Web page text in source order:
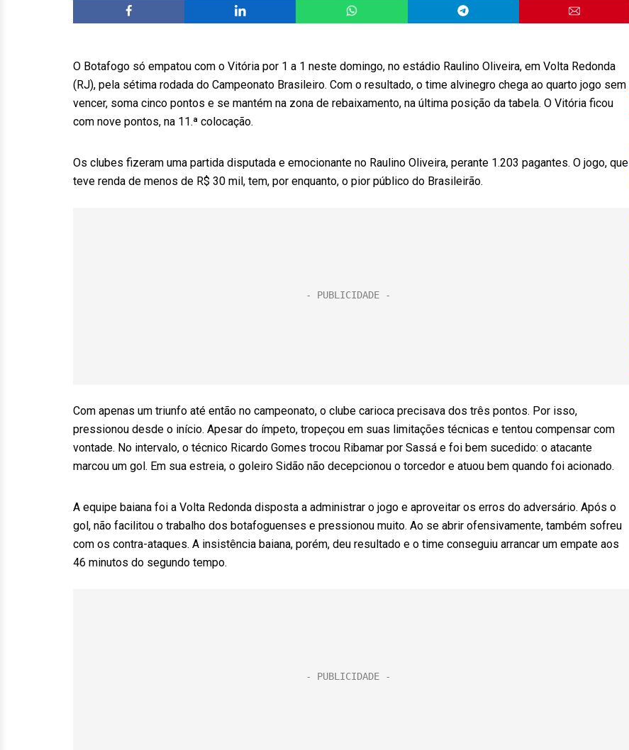
O Botafogo só empatou com o Vitória por 1 a 1 neste domingo, no estádio Raulino Oliveira, em Volta Redonda
(RJ), pela sétima rodada do Campeonato Brasileiro. Com o resultado, o time alvinegro chega ao quarto jogo sem
vencer, soma cinco pontos e se mantém na zona de rebaixamento, na última posição da tabela. O Vitória ficou
com nove pontos, na 11.ª colocação.
Os clubes fizeram uma partida disputada e emocionante no Raulino Oliveira, perante 1.203 pagantes. O jogo, que
teve renda de menos de R$ 30 mil, tem, por enquanto, o pior público do Brasileirão.
Com apenas um triunfo até então no campeonato, o clube carioca precisava dos três pontos. Por isso,
pressionou desde o início. Apesar do ímpeto, tropeçou em suas limitações técnicas e tentou compensar com
vontade. No intervalo, o técnico Ricardo Gomes trocou Ribamar por Sassá e foi bem sucedido: o atacante
marcou um gol. Em sua estreia, o goleiro Sidão não decepcionou o torcedor e atuou bem quando foi acionado.
A equipe baiana foi a Volta Redonda disposta a administrar o jogo e aproveitar os erros do adversário. Após o
gol, não facilitou o trabalho dos botafoguenses e pressionou muito. Ao se abrir ofensivamente, também sofreu
com os contra-ataques. A insistência baiana, porém, deu resultado e o time conseguiu arrancar um empate aos
46 minutos do segundo tempo.